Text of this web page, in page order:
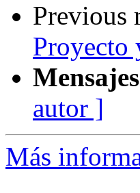
Previous
Proyecto
autor ]
Más